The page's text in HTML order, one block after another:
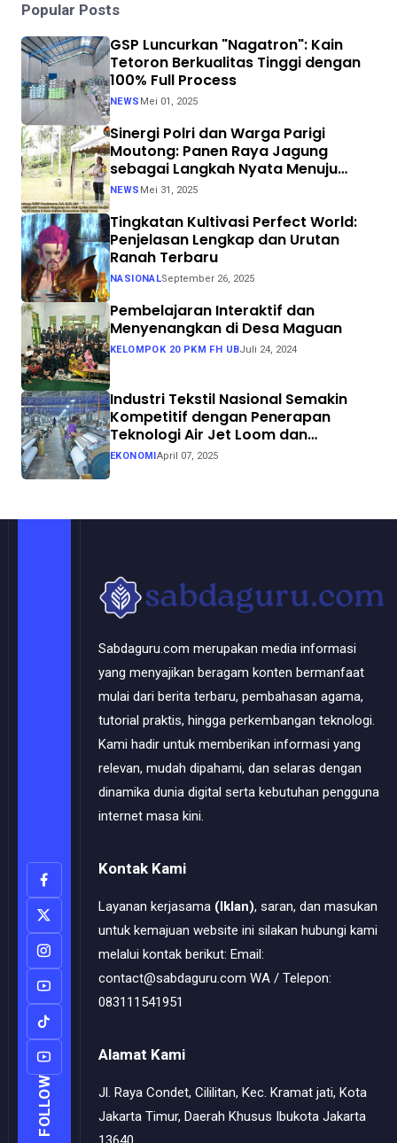
Popular Posts
GSP Luncurkan "Nagatron": Kain
Tetoron Berkualitas Tinggi dengan
100% Full Process
NEWS Mei 01, 2025
Sinergi Polri dan Warga Parigi
Moutong: Panen Raya Jagung
sebagai Langkah Nyata Menuju
Swasembada Pangan
NEWS Mei 31, 2025
Tingkatan Kultivasi Perfect World:
Penjelasan Lengkap dan Urutan
Ranah Terbaru
NASIONALSeptember 26, 2025
Pembelajaran Interaktif dan
Menyenangkan di Desa Maguan
KELOMPOK 20 PKM FH UBJuli 24, 2024
Industri Tekstil Nasional Semakin
Kompetitif dengan Penerapan
Teknologi Air Jet Loom dan
Continuous Dyeing di CV. Garuda
Solo Perkasa
EKONOMI April 07, 2025
FOLLOW
Sabdaguru.com merupakan media informasi
yang menyajikan beragam konten bermanfaat
mulai dari berita terbaru, pembahasan agama,
tutorial praktis, hingga perkembangan teknologi.
Kami hadir untuk memberikan informasi yang
relevan, mudah dipahami, dan selaras dengan
dinamika dunia digital serta kebutuhan pengguna
internet masa kini.
Kontak Kami
Layanan kerjasama (Iklan), saran, dan masukan
untuk kemajuan website ini silakan hubungi kami
melalui kontak berikut: Email:
contact@sabdaguru.com WA / Telepon:
083111541951
Alamat Kami
Jl. Raya Condet, Cililitan, Kec. Kramat jati, Kota
Jakarta Timur, Daerah Khusus Ibukota Jakarta